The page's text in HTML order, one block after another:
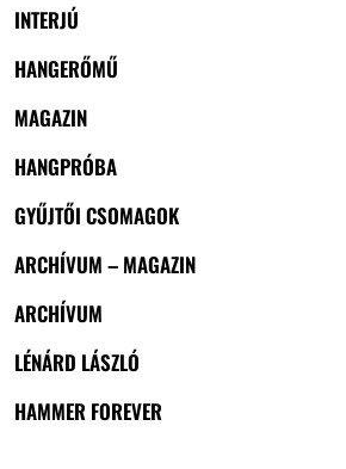
INTERJÚ
HANGERŐMŰ
MAGAZIN
HANGPRÓBA
GYŰJTŐI CSOMAGOK
ARCHÍVUM – MAGAZIN
ARCHÍVUM
LÉNÁRD LÁSZLÓ
HAMMER FOREVER